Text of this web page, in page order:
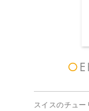
スイスのチュ